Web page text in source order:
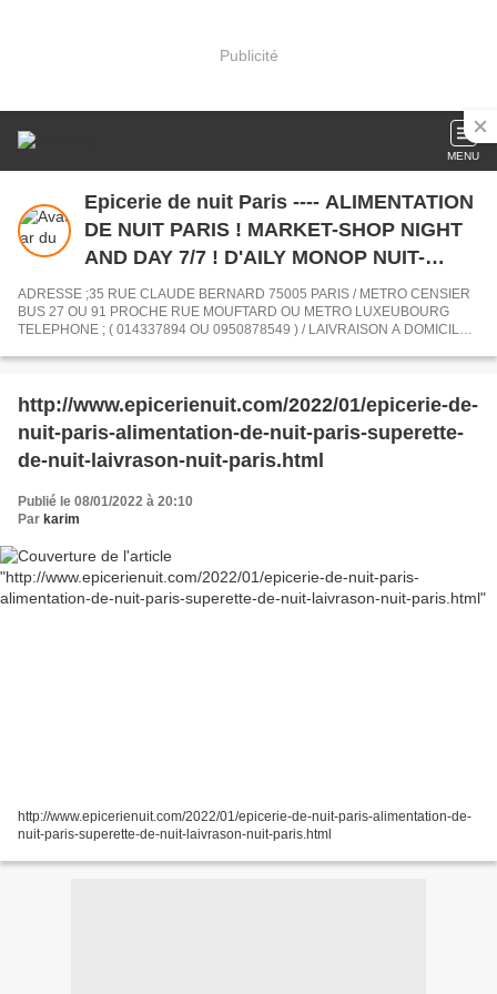
Publicité
MENU
Epicerie de nuit Paris ---- ALIMENTATION
DE NUIT PARIS ! MARKET-SHOP NIGHT
AND DAY 7/7 ! D'AILY MONOP NUIT-
LIBRE SERVICE NUIT-SUPER MARKET-
SHOP NIGHT PARIS
ADRESSE ;35 RUE CLAUDE BERNARD 75005 PARIS / METRO CENSIER
BUS 27 OU 91 PROCHE RUE MOUFTARD OU METRO LUXEUBOURG
TELEPHONE ; ( 014337894 OU 0950878549 ) / LAIVRAISON A DOMICIL
www.epiceriedenuit-alimentationdenuit.eatbu.com
http://www.epicerienuit.com/2022/01/epicerie-de-
nuit-paris-alimentation-de-nuit-paris-superette-
de-nuit-laivrason-nuit-paris.html
Publié le 08/01/2022 à 20:10
Par karim
http://www.epicerienuit.com/2022/01/epicerie-de-nuit-paris-alimentation-de-
nuit-paris-superette-de-nuit-laivrason-nuit-paris.html